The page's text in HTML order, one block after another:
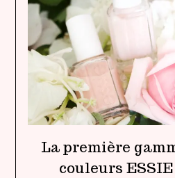
La première
couleurs